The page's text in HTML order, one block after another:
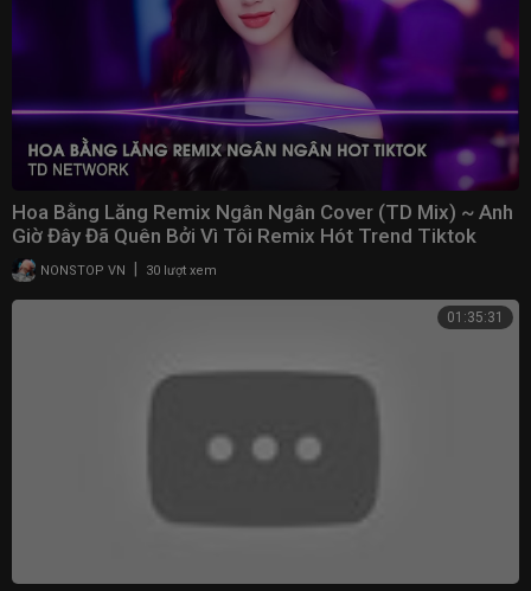
Hoa Bằng Lăng Remix Ngân Ngân Cover (TD Mix) ~ Anh
Giờ Đây Đã Quên Bởi Vì Tôi Remix Hót Trend Tiktok
NONSTOP VN 30 lượt xem
01:35:31